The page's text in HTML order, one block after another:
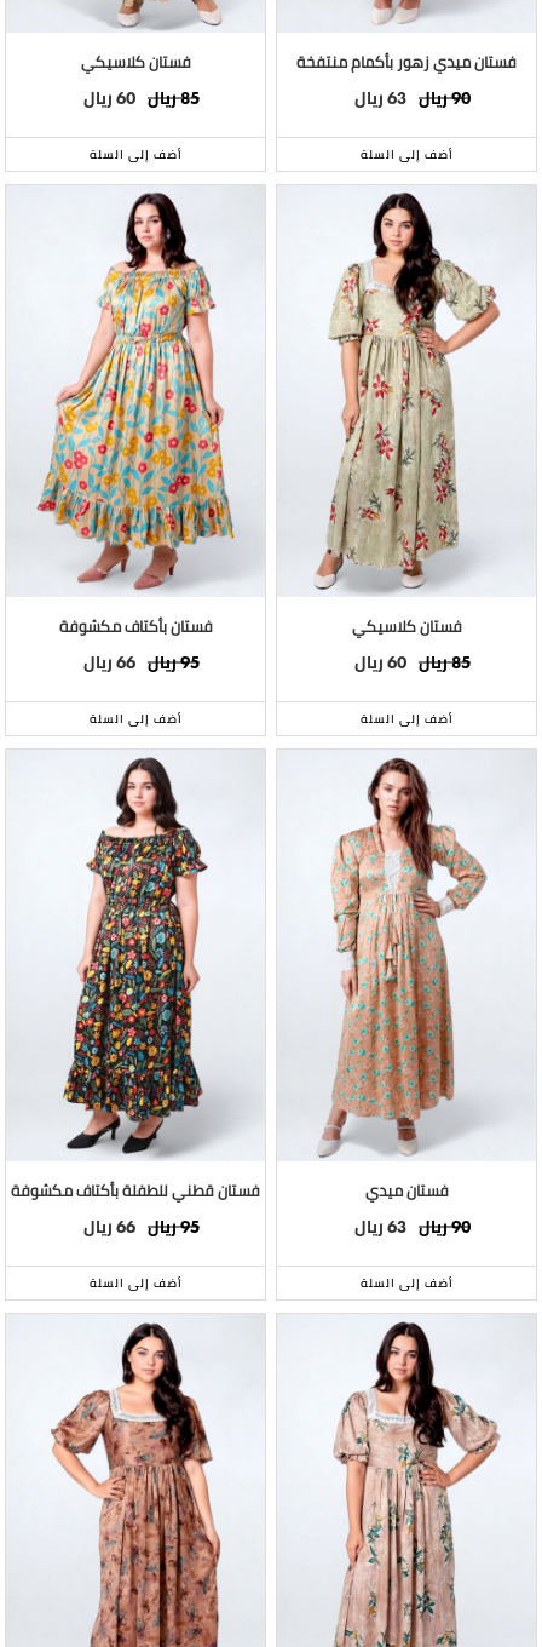
فستان ميدي زهور بأكمام منتفخة
ريال90 ريال 63
أضف إلى السلة
فستان كلاسيكي
ريال85 ريال 60
أضف إلى السلة
فستان كلاسيكي
ريال85 ريال 60
أضف إلى السلة
فستان بأكتاف مكشوفة
ريال95 ريال 66
أضف إلى السلة
فستان ميدي
ريال90 ريال 63
أضف إلى السلة
فستان قطني للطفلة بأكتاف مكشوفة
ريال95 ريال 66
أضف إلى السلة